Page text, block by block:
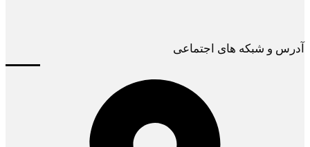
آدرس و شبکه های اجتماعی